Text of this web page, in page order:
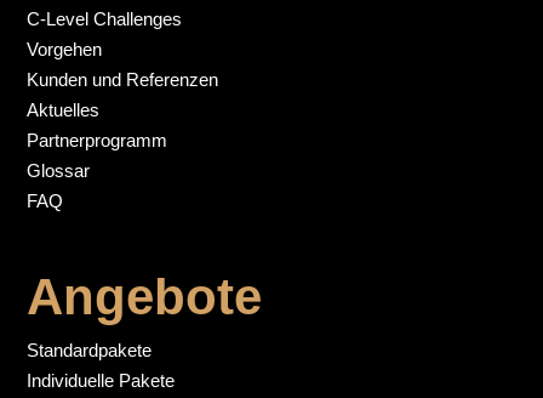
C-Level Challenges
Vorgehen
Kunden und Referenzen
Aktuelles
Partnerprogramm
Glossar
FAQ
Angebote
Standardpakete
Individuelle Pakete